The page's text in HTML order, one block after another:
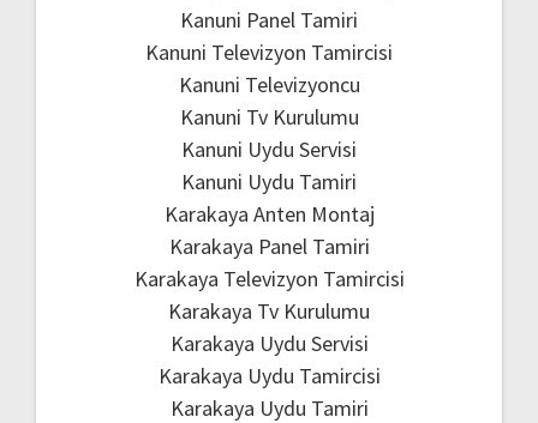
Kanuni Panel Tamiri
Kanuni Televizyon Tamircisi
Kanuni Televizyoncu
Kanuni Tv Kurulumu
Kanuni Uydu Servisi
Kanuni Uydu Tamiri
Karakaya Anten Montaj
Karakaya Panel Tamiri
Karakaya Televizyon Tamircisi
Karakaya Tv Kurulumu
Karakaya Uydu Servisi
Karakaya Uydu Tamircisi
Karakaya Uydu Tamiri